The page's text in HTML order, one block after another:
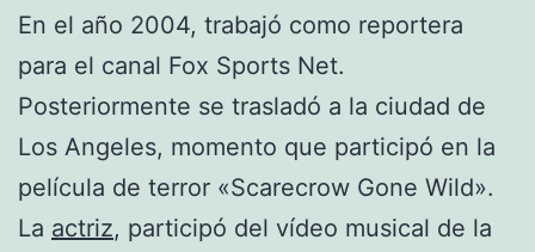
En el año 2004, trabajó como reportera
para el canal Fox Sports Net.
Posteriormente se trasladó a la ciudad de
Los Angeles, momento que participó en la
película de terror «Scarecrow Gone Wild».
La actriz, participó del vídeo musical de la